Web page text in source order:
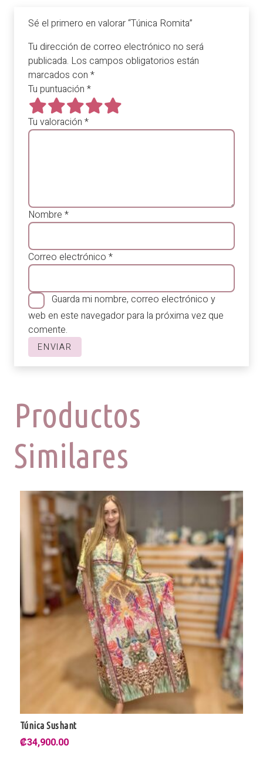
Sé el primero en valorar “Túnica Romita”
Tu dirección de correo electrónico no será
publicada. Los campos obligatorios están
marcados con *
Tu puntuación *
Tu valoración *
Nombre *
Correo electrónico *
Guarda mi nombre, correo electrónico y
web en este navegador para la próxima vez que
comente.
Productos
Similares
Túnica Sushant
₡34,900.00